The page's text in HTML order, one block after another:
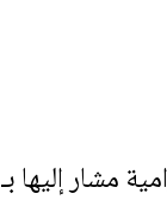
مشار إليها بـ